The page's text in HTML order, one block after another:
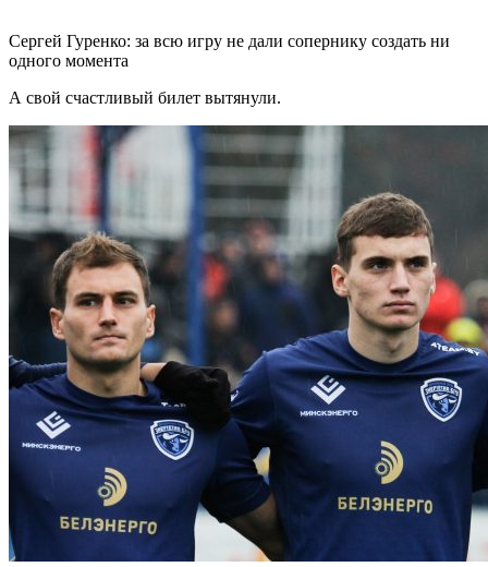
Сергей Гуренко: за всю игру не дали сопернику создать ни
одного момента
А свой счастливый билет вытянули.